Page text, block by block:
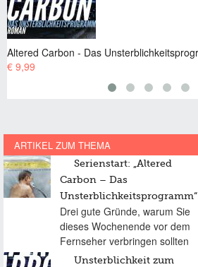
Gefallene Engel
ARTIKEL ZUM THEMA
Serienstart: „Altered
Carbon – Das
Unsterblichkeitsprogramm“
Drei gute Gründe, warum Sie
dieses Wochenende vor dem
Fernseher verbringen sollten
Unsterblichkeit zum